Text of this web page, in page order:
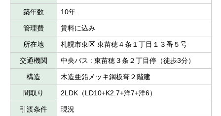
築年数 10年
管理費 賃料に込み
所在地 札幌市東区 東苗穂４条１丁目１３番５号
交通機関 中央バス : 東苗穂３条２丁目停（徒歩3分）
構造 木造亜鉛メッキ鋼板葺２階建
間取り 2LDK（LD10+K2.7+洋7+洋6）
引渡条件 現況